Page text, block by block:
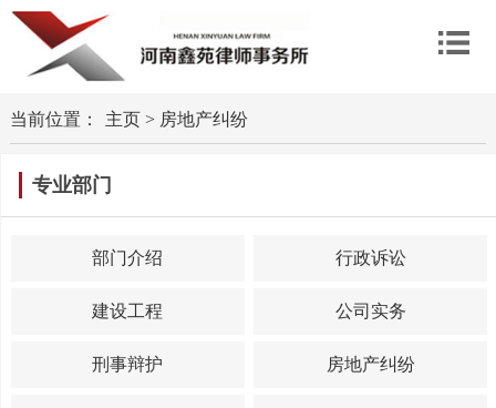
当前位置： 主页> 房地产纠纷
专业部门
部门介绍 行政诉讼
建设工程 公司实务
刑事辩护 房地产纠纷